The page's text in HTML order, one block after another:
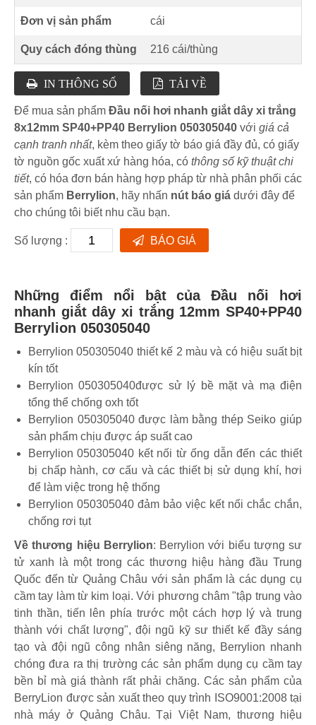
Đơn vị sản phẩm cái
Quy cách đóng thùng 216 cái/thùng
IN THÔNG SỐ TẢI VỀ
Để mua sản phẩm Đầu nối hơi nhanh giắt dây xi trắng
8x12mm SP40+PP40 Berrylion 050305040 với giá cả
cạnh tranh nhất, kèm theo giấy tờ báo giá đầy đủ, có giấy
tờ nguồn gốc xuất xứ hàng hóa, có thông số kỹ thuật chi
tiết, có hóa đơn bán hàng hợp pháp từ nhà phân phối các
sản phẩm Berrylion, hãy nhấn nút báo giá dưới đây để
cho chúng tôi biết nhu cầu bạn.
Số lượng : BÁO GIÁ
Những điểm nổi bật của Đầu nối hơi
nhanh giắt dây xi trắng 12mm SP40+PP40
Berrylion 050305040
Berrylion 050305040 thiết kế 2 màu và có hiệu suất bịt
kín tốt
Berrylion 050305040được sử lý bề mặt và mạ điện
tổng thể chống oxh tốt
Berrylion 050305040 được làm bằng thép Seiko giúp
sản phẩm chịu được áp suất cao
Berrylion 050305040 kết nối từ ống dẫn đến các thiết
bị chấp hành, cơ cấu và các thiết bị sử dụng khí, hơi
để làm việc trong hệ thống
Berrylion 050305040 đảm bảo việc kết nối chắc chắn,
chống rơi tụt
Về thương hiệu Berrylion: Berrylion với biểu tượng sư
tử xanh là một trong các thương hiệu hàng đầu Trung
Quốc đến từ Quảng Châu với sản phẩm là các dụng cụ
cầm tay làm từ kim loại. Với phương châm "tập trung vào
tinh thần, tiến lên phía trước một cách hợp lý và trung
thành với chất lượng", đội ngũ kỹ sư thiết kế đầy sáng
tạo và đội ngũ công nhân siêng năng, Berrylion nhanh
chóng đưa ra thị trường các sản phẩm dụng cụ cầm tay
bền bỉ mà giá thành rất phải chăng. Các sản phẩm của
BerryLion được sản xuất theo quy trình ISO9001:2008 tại
nhà máy ở Quảng Châu. Tại Việt Nam, thương hiệu